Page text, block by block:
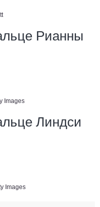
Рианны
Images
Линдси
Images